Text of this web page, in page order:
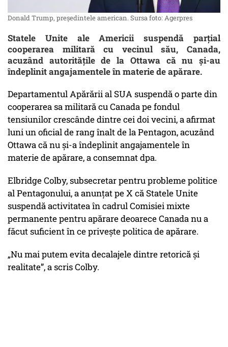
Donald Trump, președintele american. Sursa foto: Agerpres
Statele Unite ale Americii suspendă parțial
cooperarea militară cu vecinul său, Canada,
acuzând autoritățile de la Ottawa că nu și-au
îndeplinit angajamentele în materie de apărare.
Departamentul Apărării al SUA suspendă o parte din
cooperarea sa militară cu Canada pe fondul
tensiunilor crescânde dintre cei doi vecini, a afirmat
luni un oficial de rang înalt de la Pentagon, acuzând
Ottawa că nu şi-a îndeplinit angajamentele în
materie de apărare, a consemnat dpa.
Elbridge Colby, subsecretar pentru probleme politice
al Pentagonului, a anunţat pe X că Statele Unite
suspendă activitatea în cadrul Comisiei mixte
permanente pentru apărare deoarece Canada nu a
făcut suficient în ce priveşte politica de apărare.
„Nu mai putem evita decalajele dintre retorică şi
realitate”, a scris Colby.